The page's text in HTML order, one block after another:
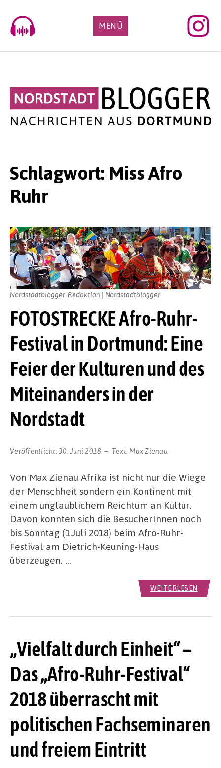
content
MENÜ
Schlagwort: Miss Afro
Ruhr
FOTOSTRECKE Afro-Ruhr-
Festival in Dortmund: Eine
Feier der Kulturen und des
Miteinanders in der
Nordstadt
Veröffentlicht:30. Juni 2018 Text: Max Zienau
Nordstadtblogger-Redaktion | Nordstadtblogger
Von Max Zienau Afrika ist nicht nur die Wiege
der Menschheit sondern ein Kontinent mit
einem unglaublichem Reichtum an Kultur.
Davon konnten sich die BesucherInnen noch
bis Sonntag (1.Juli 2018) beim Afro-Ruhr-
Festival am Dietrich-Keuning-Haus
überzeugen. …
WEITERLESEN
„Vielfalt durch Einheit“ –
Das „Afro-Ruhr-Festival“
2018 überrascht mit
politischen Fachseminaren
und freiem Eintritt